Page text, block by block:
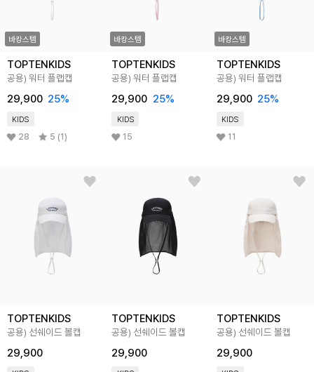
바캉스템
TOPTENKIDS
공용) 워터 플랩캡
29,900 25%
KIDS
28 5 (1)
바캉스템
TOPTENKIDS
공용) 워터 플랩캡
29,900 25%
KIDS
15
바캉스템
TOPTENKIDS
공용) 워터 플랩캡
29,900 25%
KIDS
11
TOPTENKIDS
공용) 선쉐이드 볼캡
29,900
TOPTENKIDS
공용) 선쉐이드 볼캡
29,900
TOPTENKIDS
공용) 선쉐이드 볼캡
29,900